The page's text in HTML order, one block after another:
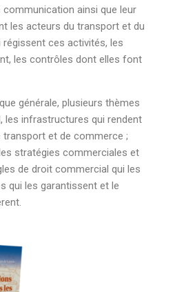
ainsi que leur
les acteurs du transport et du
ces activités, les
les contrôles dont elles font
générale, plusieurs thèmes
les infrastructures qui rendent
et de commerce ;
stratégies commerciales et
de droit commercial qui les
qui les garantissent et le